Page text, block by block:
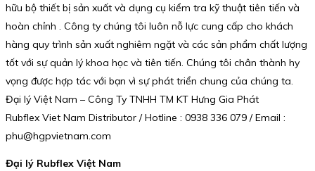
hữu bộ thiết bị sản xuất và dụng cụ kiểm tra kỹ thuật tiên tiến và
hoàn chỉnh . Công ty chúng tôi luôn nỗ lực cung cấp cho khách
hàng quy trình sản xuất nghiêm ngặt và các sản phẩm chất lượng
tốt với sự quản lý khoa học và tiên tiến. Chúng tôi chân thành hy
vọng được hợp tác với bạn vì sự phát triển chung của chúng ta.
Đại lý Việt Nam – Công Ty TNHH TM KT Hưng Gia Phát
Rubflex Viet Nam Distributor / Hotline : 0938 336 079 / Email :
phu@hgpvietnam.com
Đại lý Rubflex Việt Nam